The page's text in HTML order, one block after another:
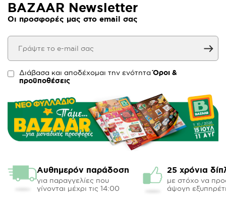
BAZAAR Newsletter
Οι προσφορές μας στο email σας
Διάβασα και αποδέχομαι την ενότηταΌροι &
προϋποθέσεις
Αυθημερόν παράδοση
για παραγγελίες που
γίνονται μέχρι τις 14:00
25 χρόνια
με στόχο να
άψογη